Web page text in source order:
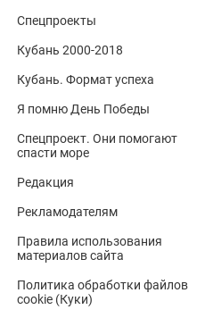
Спецпроекты
Кубань 2000-2018
Кубань. Формат успеха
Я помню День Победы
Спецпроект. Они помогают
спасти море
Редакция
Рекламодателям
Правила использования
материалов сайта
Политика обработки файлов
cookie (Куки)